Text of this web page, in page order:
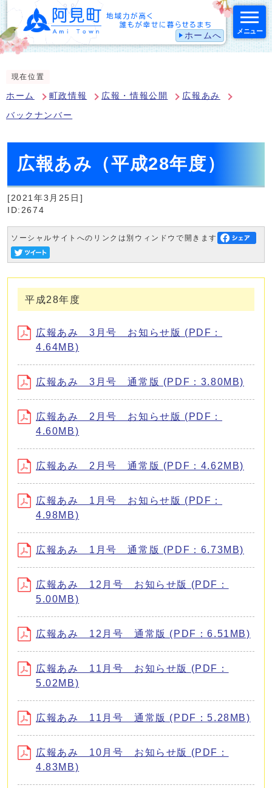
ホームへ メニュー
現在位置
ホーム 町政情報 広報・情報公開 広報あみ
バックナンバー
広報あみ（平成28年度）
[2021年3月25日]
ID:2674
ソーシャルサイトへのリンクは別ウィンドウで開きます
平成28年度
広報あみ 3月号 お知らせ版 (PDF：
4.64MB)
広報あみ 3月号 通常版 (PDF：3.80MB)
広報あみ 2月号 お知らせ版 (PDF：
4.60MB)
広報あみ 2月号 通常版 (PDF：4.62MB)
広報あみ 1月号 お知らせ版 (PDF：
4.98MB)
広報あみ 1月号 通常版 (PDF：6.73MB)
広報あみ 12月号 お知らせ版 (PDF：
5.00MB)
広報あみ 12月号 通常版 (PDF：6.51MB)
広報あみ 11月号 お知らせ版 (PDF：
5.02MB)
広報あみ 11月号 通常版 (PDF：5.28MB)
広報あみ 10月号 お知らせ版 (PDF：
4.83MB)